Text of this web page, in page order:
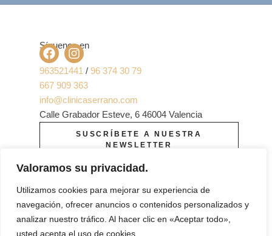
Valoramos su privacidad.
Utilizamos cookies para mejorar su experiencia de
navegación, ofrecer anuncios o contenidos personalizados y
analizar nuestro tráfico. Al hacer clic en «Aceptar todo»,
usted acepta el uso de cookies.
Síguenos en
963521441 / 96 374 30 79
667 909 363
info@clinicaserrano.com
Calle Grabador Esteve, 6 46004 Valencia
SUSCRÍBETE A NUESTRA
NEWSLETTER